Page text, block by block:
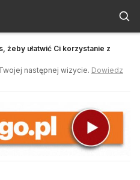
żeby ułatwić Ci korzystanie z
następnej wizycie. Dowiedz